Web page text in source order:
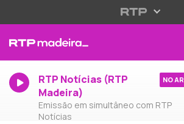
RTP Notícias (RTP
Madeira)
Emissão em simultâneo com RTP
Notícias
NO AR